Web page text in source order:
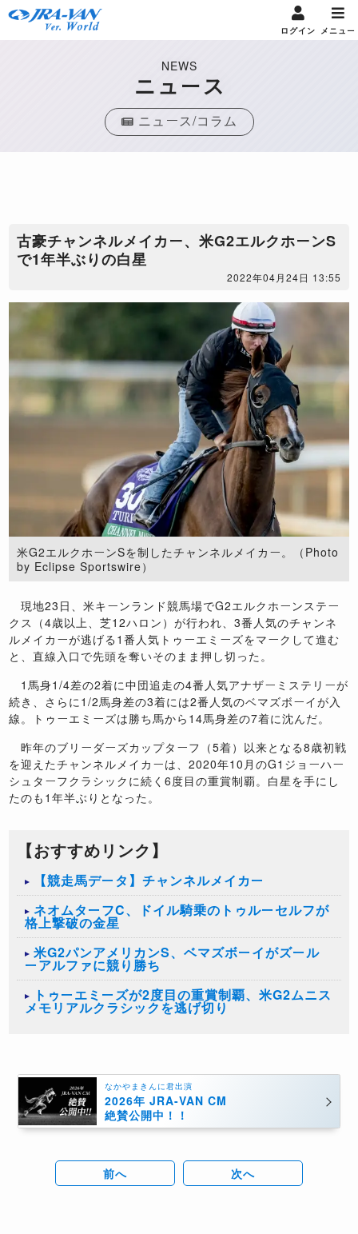
ログイン メニュー
NEWS
ニュース
ニュース/コラム
古豪チャンネルメイカー、米G2エルクホーンS
で1年半ぶりの白星
2022年04月24日 13:55
米G2エルクホーンSを制したチャンネルメイカー。（Photo
by Eclipse Sportswire）
現地23日、米キーンランド競馬場でG2エルクホーンステー
クス（4歳以上、芝12ハロン）が行われ、3番人気のチャンネ
ルメイカーが逃げる1番人気トゥーエミーズをマークして進む
と、直線入口で先頭を奪いそのまま押し切った。
1馬身1/4差の2着に中団追走の4番人気アナザーミステリーが
続き、さらに1/2馬身差の3着には2番人気のベマズボーイが入
線。トゥーエミーズは勝ち馬から14馬身差の7着に沈んだ。
昨年のブリーダーズカップターフ（5着）以来となる8歳初戦
を迎えたチャンネルメイカーは、2020年10月のG1ジョーハー
シュターフクラシックに続く6度目の重賞制覇。白星を手にし
たのも1年半ぶりとなった。
【おすすめリンク】
【競走馬データ】チャンネルメイカー
ネオムターフC、ドイル騎乗のトゥルーセルフが
格上撃破の金星
米G2パンアメリカンS、ベマズボーイがズール
ーアルファに競り勝ち
トゥーエミーズが2度目の重賞制覇、米G2ムニス
メモリアルクラシックを逃げ切り
なかやまきんに君出演
2026年 JRA-VAN CM
絶賛公開中！！
前へ 次へ